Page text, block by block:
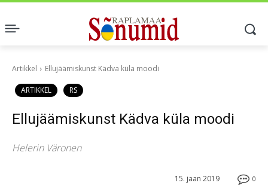
Artikkel Ellujäämiskunst Kädva küla moodi
ARTIKKEL RS
Ellujäämiskunst Kädva küla moodi
Helerin Väronen
0
15. jaan 2019